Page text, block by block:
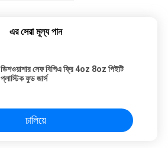
এর সেরা মূল্য পান
ডিশওয়াশার সেফ বিপিএ ফ্রি 4oz 8oz পিইটি
প্লাস্টিক ফুড জার্স
চালিয়ে